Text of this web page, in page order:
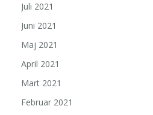
Juli 2021
Juni 2021
Maj 2021
April 2021
Mart 2021
Februar 2021